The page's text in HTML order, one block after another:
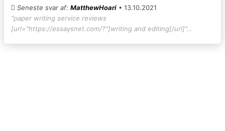
Seneste svar af: MatthewHoari • 13.10.2021
"paper writing service reviews
[url="https://essaysnet.com/?"]writing and editing[/url]"…